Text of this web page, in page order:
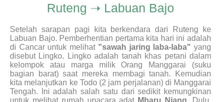
Ruteng ➝ Labuan Bajo
Setelah sarapan pagi kita berkendara dari Ruteng ke
Labuan Bajo. Pemberhentian pertama kita hari ini adalah
di Cancar untuk melihat "sawah jaring laba-laba" yang
disebut Lingko. Lingko adalah tanah khas petani dalam
kelompok atau marga milik Orang Manggarai (suku
bagian barat) saat mereka membagi tanah. Kemudian
kita melanjutkan ke Todo (2 jam perjalanan) di Manggarai
Tengah. Ini adalah salah satu dari sedikit kemungkinan